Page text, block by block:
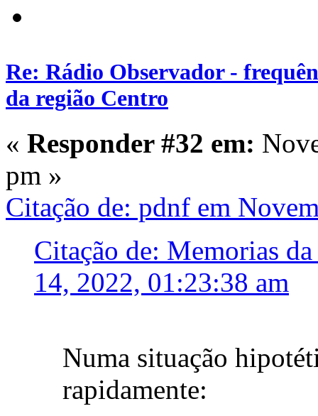
Re: Rádio Observador -
da região Centro
« Responder #32 em:
pm »
Citação de: pdnf em
Citação de: Memorias
14, 2022, 01:23:38 am
Numa situação
rapidamente: